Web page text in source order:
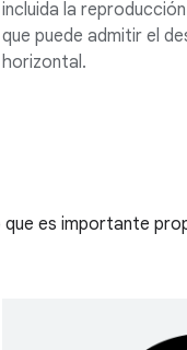
incluida la
que puede admitir el
horizontal.
es importante